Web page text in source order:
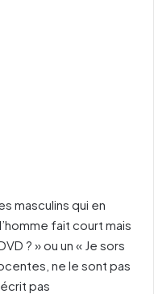
masculins qui en
fait court mais
? » ou un « Je sors
ne le sont pas
pas